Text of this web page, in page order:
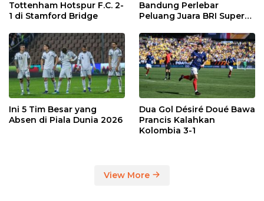
Tottenham Hotspur F.C. 2-
1 di Stamford Bridge
Bandung Perlebar
Peluang Juara BRI Super
Ini 5 Tim Besar yang
Absen di Piala Dunia 2026
Dua Gol Désiré Doué Bawa
Prancis Kalahkan
Kolombia 3-1
View More